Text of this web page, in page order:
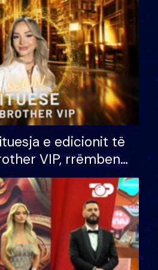
e edicionit të
VIP, rrëmben
prej 100 mijë eurosh